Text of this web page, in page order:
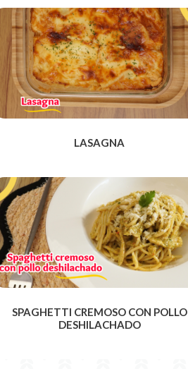
LASAGNA
SPAGHETTI CREMOSO CON POLLO
DESHILACHADO